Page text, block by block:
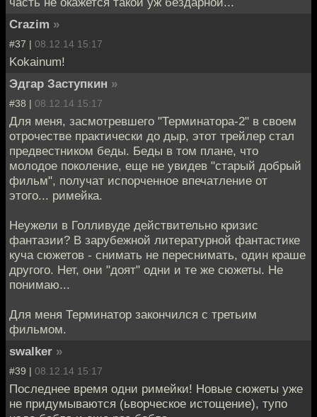
Crazim »
#37 | 08.12.14 15:17
Kokainum!
Эдгар Заступкин »
#38 | 08.12.14 15:17
Для меня, засмотревшего "Терминатора-2" в своем
отрочестве практически до дыр, этот трейлер стал
предвестником беды. Беды в том плане, что
молодое поколение, еще не увидев "старый добрый
фильм", получат испорченное впечатление от
этого... римейка.
Неужели в Голливуде действительно кризис
фантазии? В зарубежной литературной фантастике
куча сюжетов - снимать не переснимать, один краше
другого. Нет, они "доят" одни и те же сюжеты. Не
понимаю...
Для меня Терминатор закончился с третьим
фильмом.
swalker »
#39 | 08.12.14 15:17
Последнее время одни римейки! Новые сюжеты уже
не придумываются (ьворческое истощение), тупо